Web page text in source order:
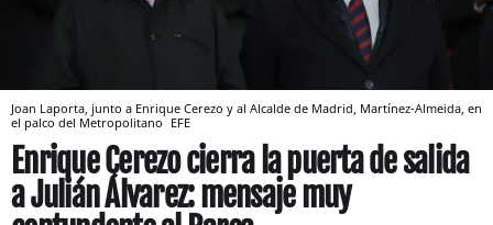
Joan Laporta, junto a Enrique Cerezo y al Alcalde de Madrid, Martínez-Almeida, en
el palco del Metropolitano EFE
Enrique Cerezo cierra la puerta de salida
a Julián Álvarez: mensaje muy